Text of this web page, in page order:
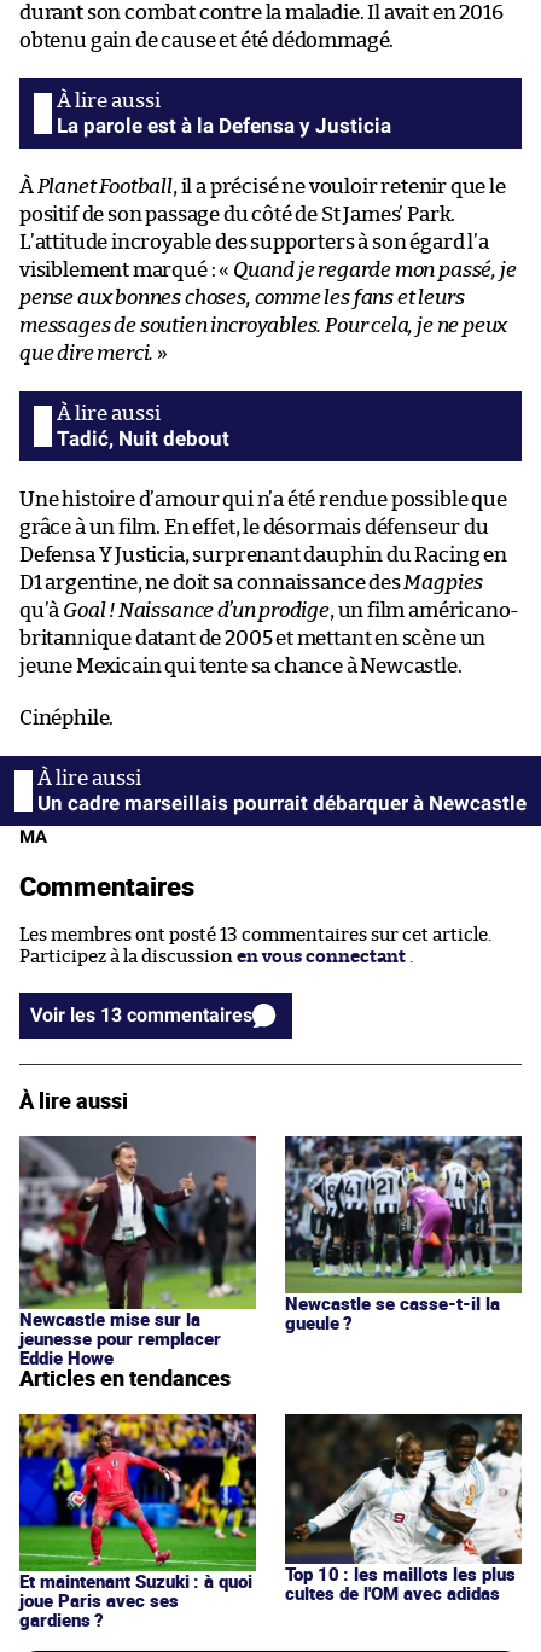
durant son combat contre la maladie. Il avait en 2016
obtenu gain de cause et été dédommagé.
La parole est à la Defensa y Justicia
À Planet Football, il a précisé ne vouloir retenir que le
positif de son passage du côté de St James’ Park.
L’attitude incroyable des supporters à son égard l’a
visiblement marqué : « Quand je regarde mon passé, je
pense aux bonnes choses, comme les fans et leurs
messages de soutien incroyables. Pour cela, je ne peux
que dire merci. »
Tadić, Nuit debout
Une histoire d’amour qui n’a été rendue possible que
grâce à un film. En effet, le désormais défenseur du
Defensa Y Justicia, surprenant dauphin du Racing en
D1 argentine, ne doit sa connaissance desMagpies
qu’à Goal ! Naissance d’un prodige, un film américano-
britannique datant de 2005 et mettant en scène un
jeune Mexicain qui tente sa chance à Newcastle.
Cinéphile.
Un cadre marseillais pourrait débarquer à Newcastle
MA
Commentaires
Les membres ont posté 13 commentaires sur cet article.
Participez à la discussion en vous connectant
Voir les 13 commentaires
À lire aussi
Newcastle mise sur la
jeunesse pour remplacer
Eddie Howe
Newcastle se casse-t-il la
gueule ?
Articles en tendances
Et maintenant Suzuki : à quoi
joue Paris avec ses
gardiens ?
Top 10 : les maillots les plus
cultes de l'OM avec adidas